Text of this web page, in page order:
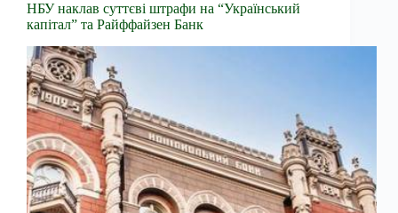
НБУ наклав суттєві штрафи на “Український
капітал” та Райффайзен Банк